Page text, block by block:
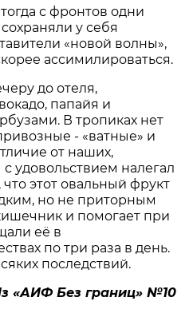
с фронтов одни
у себя
«новой волны»,
ассимилироваться.
до отеля,
папайя и
В тропиках нет
- «ватные» и
от наших,
удовольствием налегал
этот овальный фрукт
но не приторным
и помогает при
её в
по три раза в день.
последствий.
«АИФ Без границ» №10